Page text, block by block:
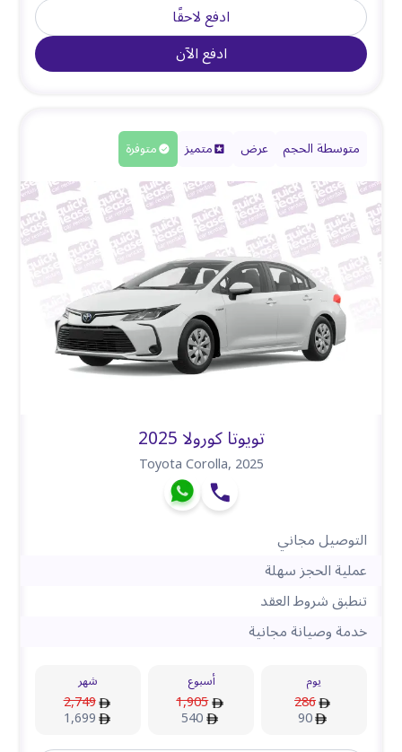
ادفع لاحقًا
ادفع الآن
متوسطة الحجم عرض متميز متوفرة
تويوتا كورولا 2025
Toyota Corolla,2025
التوصيل مجاني
عملية الحجز سهلة
تنطبق شروط العقد
خدمة وصيانة مجانية
يوم
286
90
أسبوع
1,905
540
شهر
2,749
1,699